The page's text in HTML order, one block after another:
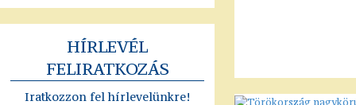
HÍRLEVÉL
FELIRATKOZÁS
Iratkozzon fel hírlevelünkre!